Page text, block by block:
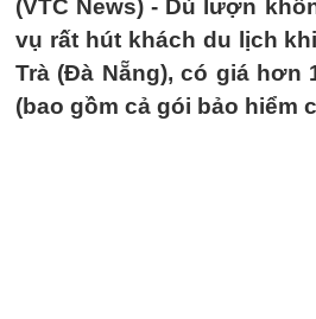
(VTC News) - Dù lượn
vụ rất hút khách du lịch
Trà (Đà Nẵng), có giá hơn
(bao gồm cả gói bảo hiểm